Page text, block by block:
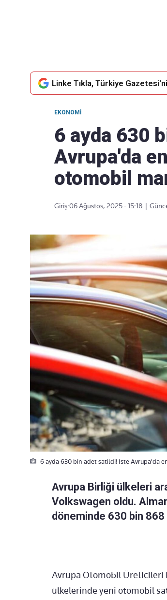
Linke Tıkla, Türkiye
EKONOMI
6 ayda 630
Avrupa'da
otomobil
Giriş:06 Ağustos, 2025 - 15:18
6 ayda 630 bin adet satildi! Iste Avrupa'da
Avrupa Birliği ülkeleri
Volkswagen oldu.
döneminde 630 bin
Avrupa Otomobil Üreticileri
ülkelerinde yeni otomobil